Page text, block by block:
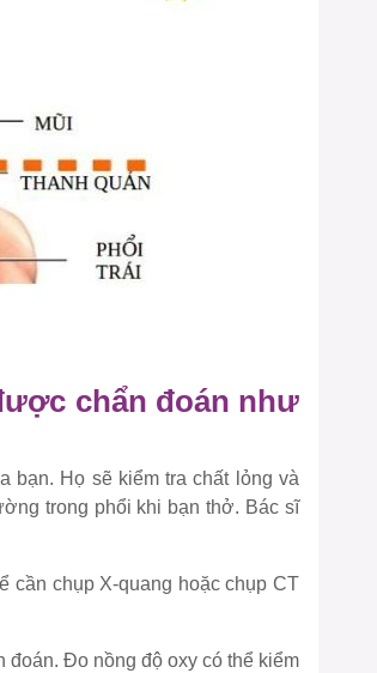
chẩn đoán như
bạn. Họ sẽ kiểm tra chất lỏng và
trong phổi khi bạn thở. Bác sĩ
cần chụp X-quang hoặc chụp CT
đoán. Đo nồng độ oxy có thể kiểm